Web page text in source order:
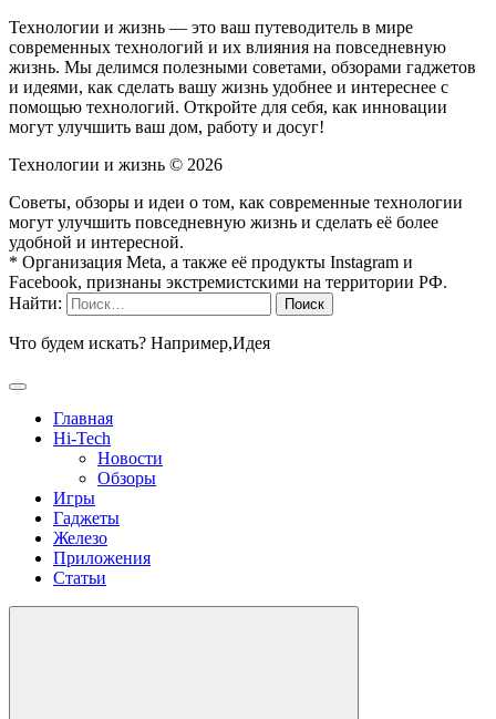
Технологии и жизнь — это ваш путеводитель в мире
современных технологий и их влияния на повседневную
жизнь. Мы делимся полезными советами, обзорами гаджетов
и идеями, как сделать вашу жизнь удобнее и интереснее с
помощью технологий. Откройте для себя, как инновации
могут улучшить ваш дом, работу и досуг!
Технологии и жизнь © 2026
Советы, обзоры и идеи о том, как современные технологии
могут улучшить повседневную жизнь и сделать её более
удобной и интересной.
* Организация Meta, а также её продукты Instagram и
Facebook, признаны экстремистскими на территории РФ.
Найти:
Что будем искать? Например,Идея
Главная
Hi-Tech
Новости
Обзоры
Игры
Гаджеты
Железо
Приложения
Статьи